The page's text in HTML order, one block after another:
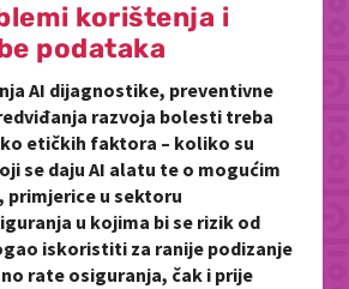
korištenja i
podataka
AI dijagnostike, preventivne
razvoja bolesti treba
etičkih faktora – koliko su
se daju AI alatu te o mogućim
u sektoru
u kojima bi se rizik od
iskoristiti za ranije podizanje
rate osiguranja, čak i prije